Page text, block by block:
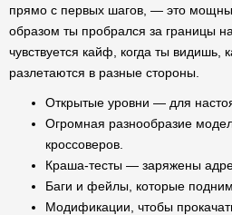
прямо с первых шагов, — это
образом ты пробрался за границы
чувствуется кайф, когда ты видишь,
разлетаются в разные стороны.
Открытые уровни — для
Огромная разнообразие
кроссоверов.
Краша-тесты — заряжены
Баги и фейлы, которые
Модификации, чтобы